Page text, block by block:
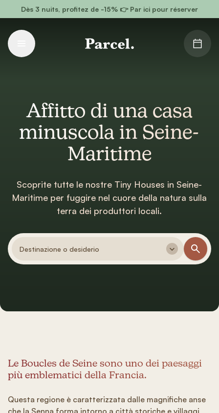
Vai al contenuto principale
Dès 3 nuits, profitez de -15% 👉 Par ici pour réserver
Affitto di una casa
minuscola in Seine-
Maritime
Scoprite tutte le nostre Tiny Houses in Seine-
Maritime per fuggire nel cuore della natura sulla
terra dei produttori locali.
Destinazione o desiderio
Le Boucles de Seine sono uno dei paesaggi
più emblematici della Francia.
Questa regione è caratterizzata dalle magnifiche anse
che la Senna forma intorno a città storiche e villaggi